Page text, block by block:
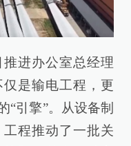
进办公室总经理
是输电工程，更
“引擎”。从设备制
程推动了一批关